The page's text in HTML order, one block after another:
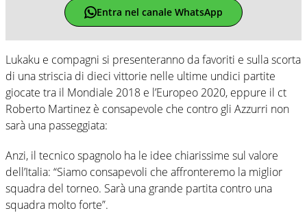
Entra nel canale WhatsApp
Lukaku e compagni si presenteranno da favoriti e sulla scorta
di una striscia di dieci vittorie nelle ultime undici partite
giocate tra il Mondiale 2018 e l’Europeo 2020, eppure il ct
Roberto Martinez è consapevole che contro gli Azzurri non
sarà una passeggiata:
Anzi, il tecnico spagnolo ha le idee chiarissime sul valore
dell’Italia: “Siamo consapevoli che affronteremo la miglior
squadra del torneo. Sarà una grande partita contro una
squadra molto forte”.